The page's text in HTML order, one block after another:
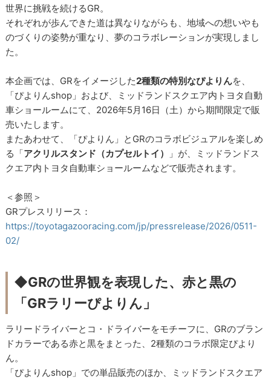
世界に挑戦を続けるGR。
それぞれが歩んできた道は異なりながらも、地域への想いやも
のづくりの姿勢が重なり、夢のコラボレーションが実現しまし
た。
本企画では、GRをイメージした2種類の特別なぴよりんを、
「ぴよりんshop」および、ミッドランドスクエア内トヨタ自動
車ショールームにて、2026年5月16日（土）から期間限定で販
売いたします。
またあわせて、「ぴよりん」とGRのコラボビジュアルを楽しめ
る「アクリルスタンド（カプセルトイ）
」が、ミッドランドス
クエア内トヨタ自動車ショールームなどで販売されます。
＜参照＞
GRプレスリリース：
https://toyotagazooracing.com/jp/pressrelease/2026/0511-
02/
◆GRの世界観を表現した、赤と黒の
「GRラリーぴよりん」
ラリードライバーとコ・ドライバーをモチーフに、GRのブラン
ドカラーである赤と黒をまとった、2種類のコラボ限定ぴより
ん。
「ぴよりんshop」での単品販売のほか、ミッドランドスクエア